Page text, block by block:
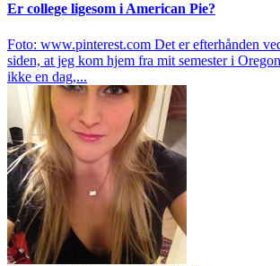
Er college ligesom i American Pie?
Foto: www.pinterest.com Det er efterhånden
siden, at jeg kom hjem fra mit semester i
ikke en dag,...